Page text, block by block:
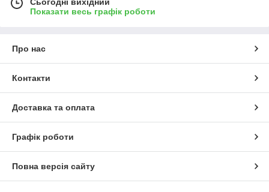
Показати весь графік роботи
Про нас
Контакти
Доставка та оплата
Графік роботи
Повна версія сайту